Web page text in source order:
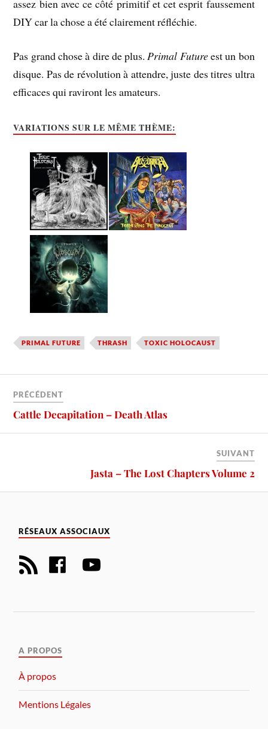
assez bien avec ce côté primitif et cet esprit faussement
DIY car la chose a été clairement réfléchie.
Pas grand chose à dire de plus.Primal Futureest un bon
disque. Pas de révolution à attendre, juste des titres ultra
efficaces qui raviront les amateurs.
VARIATIONS SUR LE MÊME THÈME:
PRIMAL FUTURE THRASH TOXIC HOLOCAUST
PRÉCÉDENT
Cattle Decapitation – Death Atlas
SUIVANT
Jasta – The Lost Chapters Volume 2
RÉSEAUX ASSOCIAUX
A PROPOS
À propos
Mentions Légales